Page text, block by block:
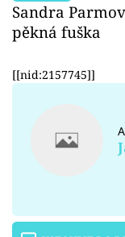
Sandra
pěkná fuška
[[nid:2157745]]